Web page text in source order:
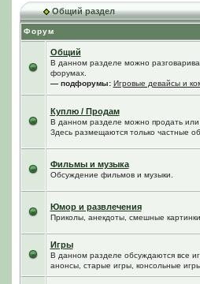
Общий раздел
Форум
Общий
В данном разделе можно
форумах.
— подфорумы: Игровые девайсы и
Куплю / Продам
В данном разделе можно продать или
Здесь размещаются только частные
Фильмы и музыка
Обсуждение фильмов и музыки.
Юмор и развлечения
Приколы, анекдоты, смешные
Игры
В данном разделе обсуждаются все
анонсы, старые игры, консольные